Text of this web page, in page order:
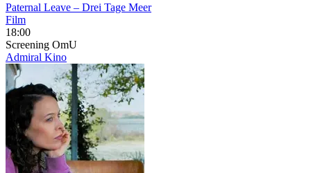
Paternal Leave – Drei Tage Meer
Film
18:00
Screening OmU
Admiral Kino